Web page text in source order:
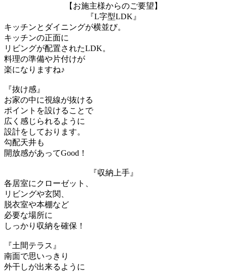
【お施主様からのご要望】
『L字型LDK』
キッチンとダイニングが横並び。
キッチンの正面に
リビングが配置されたLDK。
料理の準備や片付けが
楽になりますね♪
『抜け感』
お家の中に視線が抜ける
ポイントを設けることで
広く感じられるように
設計をしております。
勾配天井も
開放感があってGood！
『収納上手』
各居室にクローゼット、
リビングや玄関、
脱衣室や本棚など
必要な場所に
しっかり収納を確保！
『土間テラス』
南面で思いっきり
外干しが出来るように